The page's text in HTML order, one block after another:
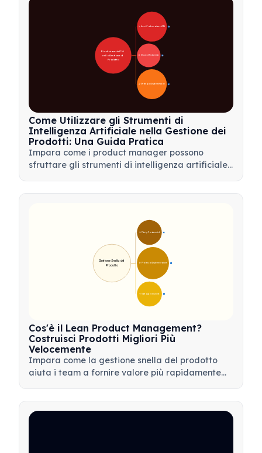
🚀 Aree di Trasformazione dell'IA
🛠️ Strumenti Pratici di IA
📋 Strategia di Implementazione
Rivoluzione dell'IA
nella Gestione di
Prodotto
Come Utilizzare gli Strumenti di
Intelligenza Artificiale nella Gestione dei
Prodotti: Una Guida Pratica
Impara come i product manager possono
sfruttare gli strumenti di intelligenza artificiale
🎯 Principi Fondamentali
🛠️ Processo di Implementazione
💡 Vantaggi e Strumenti
Gestione Snella del
Prodotto
Cos'è il Lean Product Management?
Costruisci Prodotti Migliori Più
Velocemente
Impara come la gestione snella del prodotto
aiuta i team a fornire valore più rapidamente
più.